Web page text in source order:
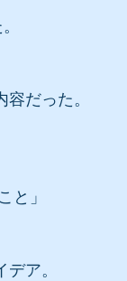
だった。
と」
ア。